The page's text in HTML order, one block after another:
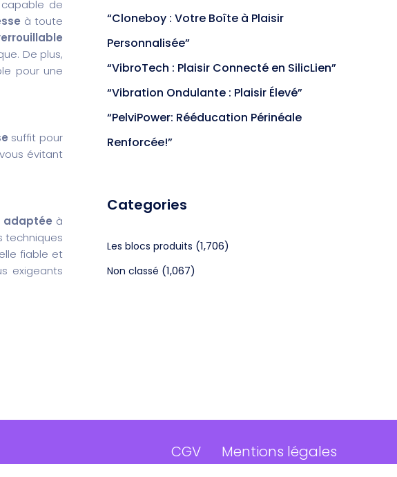
de
à toute
De plus,
pour une
suffit pour
évitant
adaptée à
techniques
fiable et
exigeants
“Cloneboy : Votre Boîte à Plaisir
Personnalisée”
“VibroTech : Plaisir Connecté en SilicLien”
“Vibration Ondulante : Plaisir Élevé”
“PelviPower: Rééducation Périnéale
Renforcée!”
Categories
Les blocs produits (1,706)
Non classé (1,067)
CGV Mentions légales